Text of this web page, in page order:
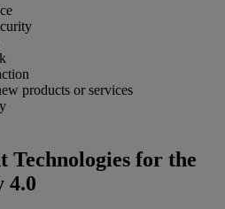
products or services
Technologies for the
4.0